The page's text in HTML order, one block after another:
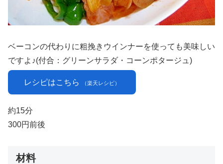
ベーコンの代わりに粗挽きウインナーを使っても美味しい
ですよ♪(付合：グリーンサラダ・コーンポタージュ)
レシピはこちら （楽天レシピ）
約15分
300円前後
材料